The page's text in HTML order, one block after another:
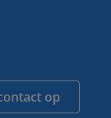
op